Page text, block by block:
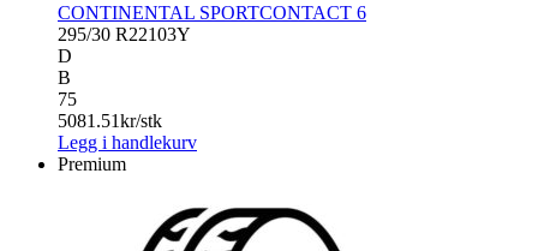
CONTINENTAL SPORTCONTACT 6
295/30 R22103Y
D
B
75
5081.51kr/stk
Legg i handlekurv
Premium